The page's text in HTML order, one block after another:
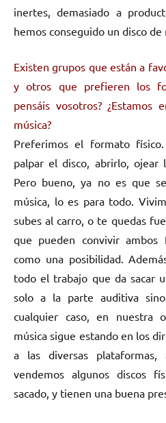
inertes, demasiado a
hemos conseguido un disco de
Existen grupos que están a
y otros que prefieren los
pensáis vosotros?
música?
Preferimos el formato
palpar el disco, abrirlo, ojear
Pero bueno, ya no es que
música, lo es para todo.
subes al carro, o te quedas
que pueden convivir
como una posibilidad.
todo el trabajo que da sacar
solo a la parte auditiva
cualquier caso, en nuestra
música sigue estando en los
a las diversas
vendemos algunos discos
sacado, y tienen una buena